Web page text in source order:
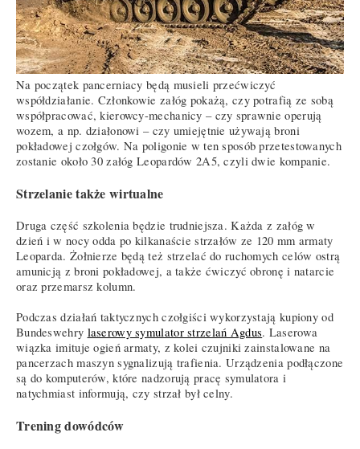
Na początek pancerniacy będą musieli przećwiczyć
współdziałanie. Członkowie załóg pokażą, czy potrafią ze sobą
współpracować, kierowcy-mechanicy – czy sprawnie operują
wozem, a np. działonowi – czy umiejętnie używają broni
pokładowej czołgów. Na poligonie w ten sposób przetestowanych
zostanie około 30 załóg Leopardów 2A5, czyli dwie kompanie.
Strzelanie także wirtualne
Druga część szkolenia będzie trudniejsza. Każda z załóg w
dzień i w nocy odda po kilkanaście strzałów ze 120 mm armaty
Leoparda. Żołnierze będą też strzelać do ruchomych celów ostrą
amunicją z broni pokładowej, a także ćwiczyć obronę i natarcie
oraz przemarsz kolumn.
Podczas działań taktycznych czołgiści wykorzystają kupiony od
Bundeswehry laserowy symulator strzelań Agdus. Laserowa
wiązka imituje ogień armaty, z kolei czujniki zainstalowane na
pancerzach maszyn sygnalizują trafienia. Urządzenia podłączone
są do komputerów, które nadzorują pracę symulatora i
natychmiast informują, czy strzał był celny.
Trening dowódców